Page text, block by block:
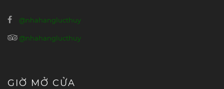
@nhahanglucthuy
@nhahanglucthuy
GIỜ MỞ CỬA